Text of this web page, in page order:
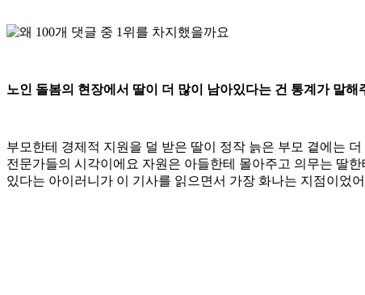
노인 돌봄의 현장에서 딸이 더 많이 남아있다는 건 통계가 말해
부모한테 경제적 지원을 덜 받은 딸이 정작 늙은 부모 곁에는
전문가들의 시각이에요 자원은 아들한테 몰아주고 의무는 딸
있다는 아이러니가 이 기사를 읽으면서 가장 화나는 지점이었